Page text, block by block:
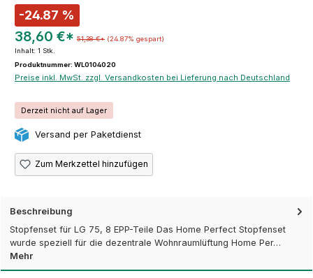
-24.87 %
38,60 €* 51,38 €* (24.87% gespart)
Inhalt: 1 Stk.
Produktnummer: WL0104020
Preise inkl. MwSt. zzgl. Versandkosten bei Lieferung nach Deutschland
Derzeit nicht auf Lager
Versand per Paketdienst
Zum Merkzettel hinzufügen
Beschreibung
Stopfenset für LG 75, 8 EPP-Teile Das Home Perfect Stopfenset
wurde speziell für die dezentrale Wohnraumlüftung Home Per…
Mehr